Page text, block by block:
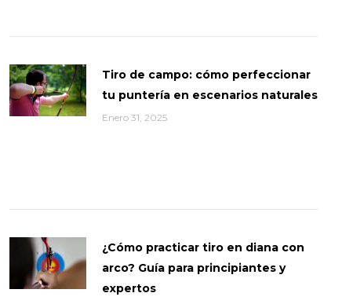
Tiro de campo: cómo perfeccionar
tu puntería en escenarios naturales
Enero 31, 2025
¿Cómo practicar tiro en diana con
arco? Guía para principiantes y
expertos